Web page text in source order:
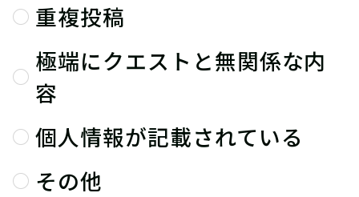
重複投稿
極端にクエストと無関係な内
容
個人情報が記載されている
その他